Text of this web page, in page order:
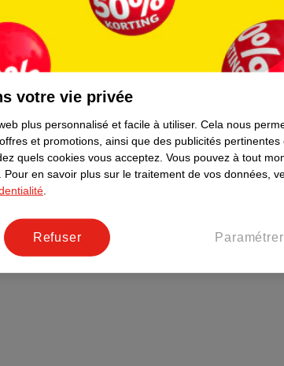
Coordonnées de l’entreprise
Plus durable
votre vie privée
plus personnalisé et facile à utiliser. Cela nous
et promotions, ainsi que des publicités pertinentes
quels cookies vous acceptez. Vous pouvez à tout
Pour en savoir plus sur le traitement de vos données,
Refuser